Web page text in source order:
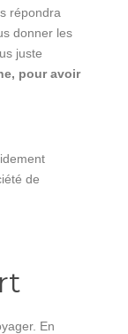
répondra
donner les
juste
pour avoir
de
En